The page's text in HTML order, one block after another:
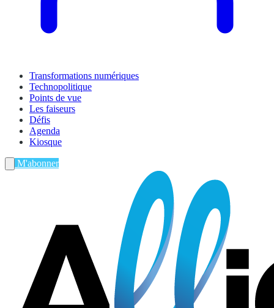
Transformations numériques
Technopolitique
Points de vue
Les faiseurs
Défis
Agenda
Kiosque
M'abonner